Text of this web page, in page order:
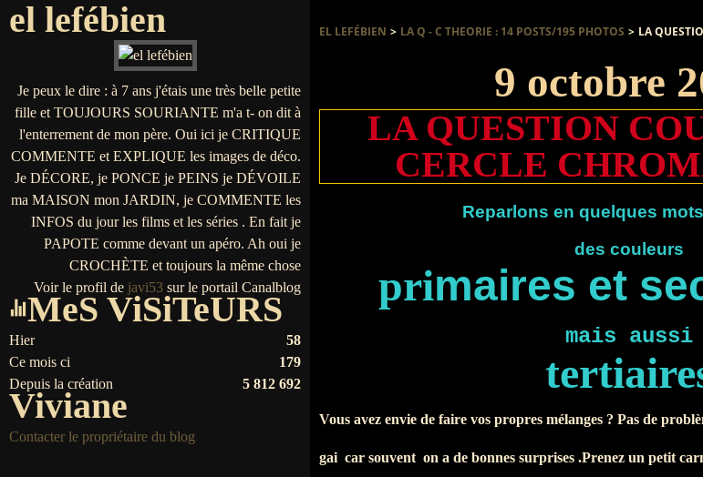
el lefébien
Je peux le dire : à 7 ans j'étais une très belle petite
fille et TOUJOURS SOURIANTE m'a t- on dit à
l'enterrement de mon père. Oui ici je CRITIQUE
COMMENTE et EXPLIQUE les images de déco.
Je DÉCORE, je PONCE je PEINS je DÉVOILE
ma MAISON mon JARDIN, je COMMENTE les
INFOS du jour les films et les séries . En fait je
PAPOTE comme devant un apéro. Ah oui je
CROCHÈTE et toujours la même chose
Voir le profil de javi53 sur le portail Canalblog
MeS ViSiTeURS
Hier
58
Ce mois ci
179
Depuis la création
5 812 692
Viviane
Contacter le propriétaire du blog
EL LEFÉBIEN > LA Q - C THEORIE : 14 POSTS/195 PHOTOS > LA
9 octobre
LA QUESTION
CERCLE
Reparlons en quelques
des couleurs
primaires et
mais aussi
Vous avez envie de faire vos propres mélanges ? Pas de
gai car souvent on a de bonnes surprises .Prenez un petit